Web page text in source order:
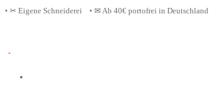
• ✂ Eigene Schneiderei • ✉ Ab 40€ portofrei in Deutschland